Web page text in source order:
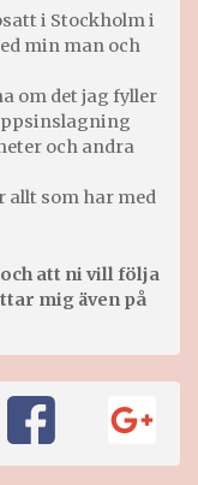
i Stockholm i
min man och
om det jag fyller
och andra
allt som har med
att ni vill följa
mig även på